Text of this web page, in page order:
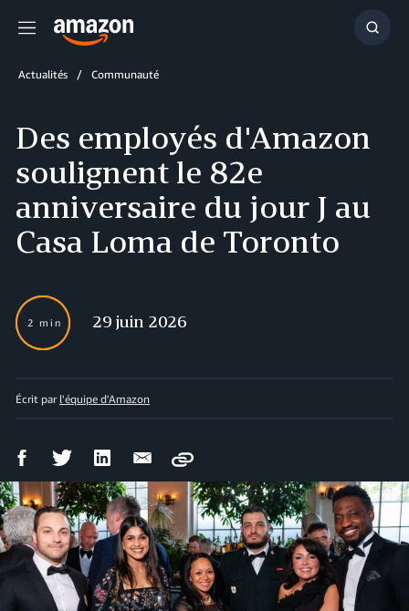
Menu
Actualités Communauté
Des employés d'Amazon
soulignent le 82e
anniversaire du jour J au
Casa Loma de Toronto
2 min 29 juin 2026
Écrit par l'équipe d'Amazon
Partager
Facebook
Partager
Twitter
Partager
LinkedIn
Partager
courriel
Copy